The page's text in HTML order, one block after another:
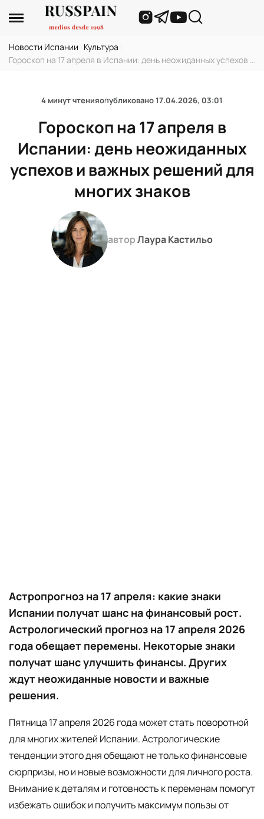
Новости Испании Культура
Гороскоп на 17 апреля в Испании: день неожиданных успехов и
4 минут чтенияопубликовано17.04.2026, 03:01
Гороскоп на 17 апреля в
Испании: день неожиданных
успехов и важных решений для
многих знаков
авторЛаура Кастильо
Астропрогноз на 17 апреля: какие знаки
Испании получат шанс на финансовый рост.
Астрологический прогноз на 17 апреля 2026
года обещает перемены. Некоторые знаки
получат шанс улучшить финансы. Других
ждут неожиданные новости и важные
решения.
Пятница 17 апреля 2026 года может стать поворотной
для многих жителей Испании. Астрологические
тенденции этого дня обещают не только финансовые
сюрпризы, но и новые возможности для личного роста.
Внимание к деталям и готовность к переменам помогут
избежать ошибок и получить максимум пользы от